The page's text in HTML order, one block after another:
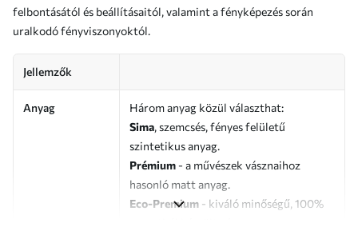
felbontásától és beállításaitól, valamint a fényképezés során
uralkodó fényviszonyoktól.
Jellemzők
Anyag
Három anyag közül választhat:
Sima, szemcsés, fényes felületű
szintetikus anyag.
Prémium - a művészek vásznaihoz
hasonló matt anyag.
Eco-Premium - kiváló minőségű, 100%